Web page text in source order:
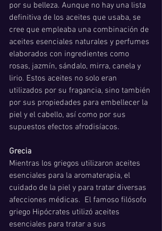
por su belleza. Aunque no hay una lista
definitiva de los aceites que usaba, se
cree que empleaba una combinación de
aceites esenciales naturales y perfumes
elaborados con ingredientes como
rosas, jazmín, sándalo, mirra, canela y
lirio. Estos aceites no solo eran
utilizados por su fragancia, sino también
por sus propiedades para embellecer la
piel y el cabello, así como por sus
supuestos efectos afrodisíacos.
Grecia
Mientras los griegos utilizaron aceites
esenciales para la aromaterapia, el
cuidado de la piel y para tratar diversas
afecciones médicas.  El famoso filósofo
griego Hipócrates utilizó aceites
esenciales para tratar a sus